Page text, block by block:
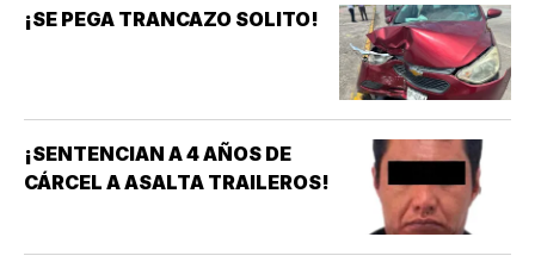
¡SE PEGA TRANCAZO SOLITO!
¡SENTENCIAN A 4 AÑOS DE
CÁRCEL A ASALTA TRAILEROS!